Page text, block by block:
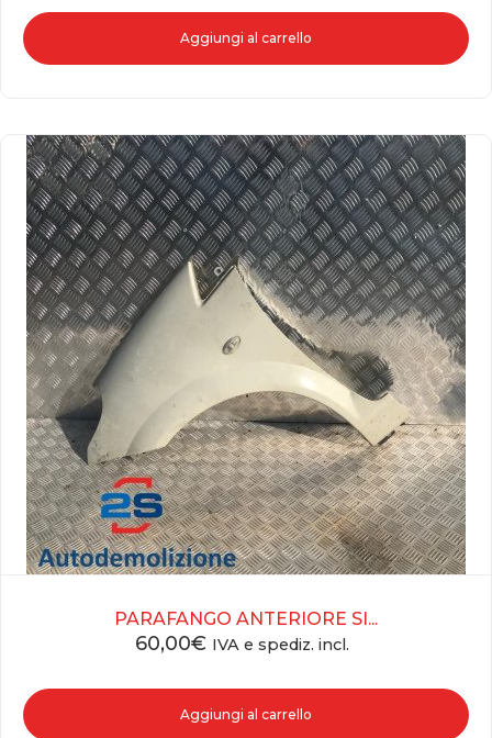
Aggiungi al carrello
PARAFANGO ANTERIORE SI...
60,00€ IVA e spediz. incl.
Aggiungi al carrello